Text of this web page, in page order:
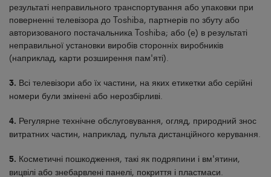
результаті неправильного транспортування або упаковки при
поверненні телевізора до Toshiba, партнерів по збуту або
авторизованого постачальника Toshiba; або (е) в результаті
неправильної установки виробів сторонніх виробників
(наприклад, карти розширення пам'яті).
3. Всі телевізори або їх частини, на яких етикетки або серійні
номери були змінені або нерозбірливі.
4. Регулярне технічне обслуговування, огляд, природний знос
витратних частин, наприклад, пульта дистанційного керування.
5. Косметичні пошкодження, такі як подряпини і вм'ятини,
вицвілі або знебарвлені панелі, покриття і пластмаси.